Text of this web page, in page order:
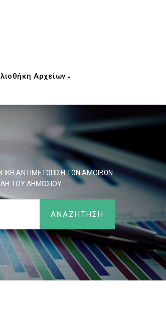
Αρχείων
ΑΝΤΙΜΕΤΩΠΙΣΗ ΤΩΝ ΑΜΟΙΒΩΝ
ΤΟΥ ΔΗΜΟΣΙΟΥ